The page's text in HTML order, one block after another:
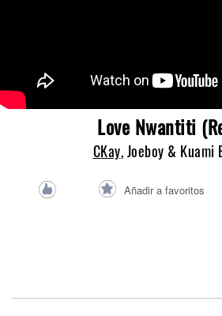
Love Nwantiti
CKay, Joeboy & Kuami
Añadir a favoritos